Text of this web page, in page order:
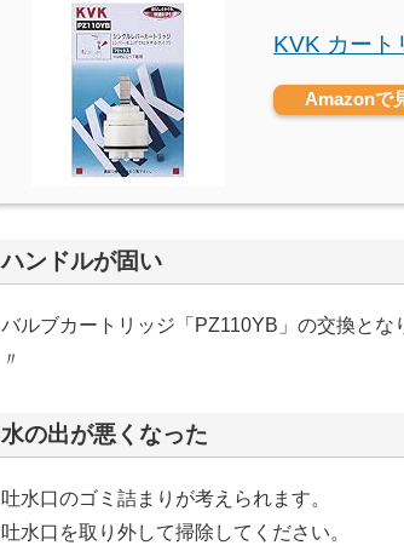
KVK カート
Amazonで
ハンドルが固い
バルブカートリッジ「PZ110YB」の交換とな
〃
水の出が悪くなった
吐水口のゴミ詰まりが考えられます。
吐水口を取り外して掃除してください。